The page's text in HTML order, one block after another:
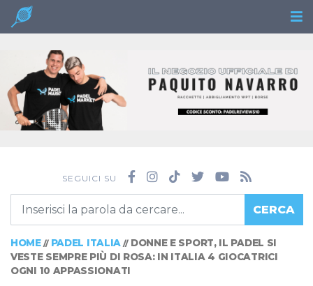
SEGUICI SU
CERCA
HOME// PADEL ITALIA // DONNE E SPORT, IL PADEL SI
VESTE SEMPRE PIÙ DI ROSA: IN ITALIA 4 GIOCATRICI
OGNI 10 APPASSIONATI